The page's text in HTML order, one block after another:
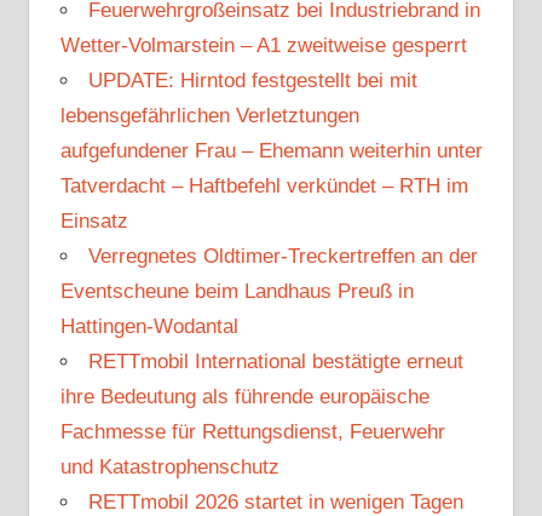
Feuerwehrgroßeinsatz bei Industriebrand in
Wetter-Volmarstein – A1 zweitweise gesperrt
UPDATE: Hirntod festgestellt bei mit
lebensgefährlichen Verletztungen
aufgefundener Frau – Ehemann weiterhin unter
Tatverdacht – Haftbefehl verkündet – RTH im
Einsatz
Verregnetes Oldtimer-Treckertreffen an der
Eventscheune beim Landhaus Preuß in
Hattingen-Wodantal
RETTmobil International bestätigte erneut
ihre Bedeutung als führende europäische
Fachmesse für Rettungsdienst, Feuerwehr
und Katastrophenschutz
RETTmobil 2026 startet in wenigen Tagen